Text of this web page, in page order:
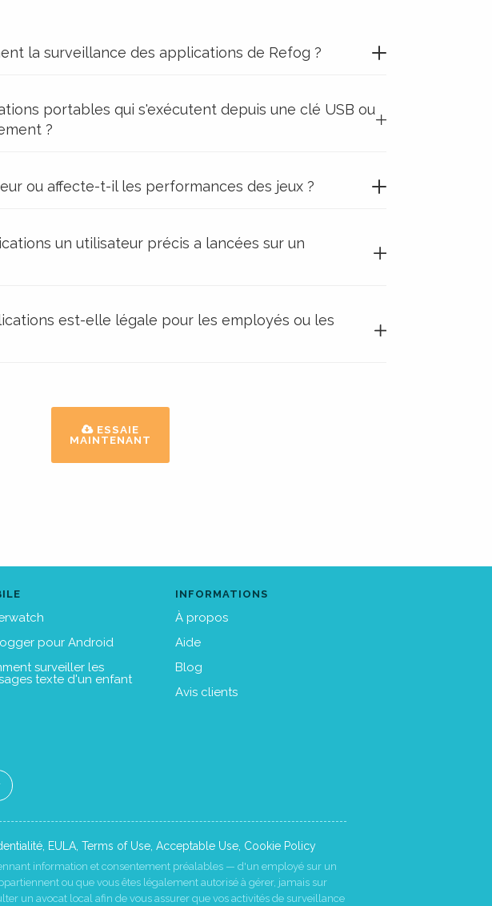
la surveillance des applications de Refog ?
portables qui s'exécutent depuis une clé USB ou
?
ou affecte-t-il les performances des jeux ?
un utilisateur précis a lancées sur un
est-elle légale pour les employés ou les
ESSAIE
MAINTENANT
pour Android
surveiller les
texte d'un enfant
INFORMATIONS
À propos
Aide
Blog
Avis clients
, EULA, Terms of Use, Acceptable Use, Cookie Policy
information et consentement préalables — d'un employé sur un
ou que vous êtes légalement autorisé à gérer, jamais sur
un avocat local afin de vous assurer que vos activités de surveillance